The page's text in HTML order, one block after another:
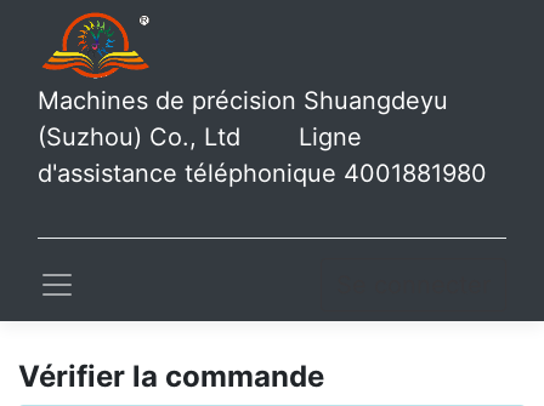
Machines de précision Shuangdeyu
(Suzhou) Co., Ltd Ligne
d'assistance téléphonique 4001881980
Vérifier la commande